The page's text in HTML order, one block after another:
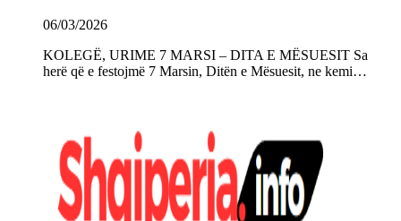
06/03/2026
KOLEGË, URIME 7 MARSI – DITA E MËSUESIT Sa
herë që e festojmë 7 Marsin, Ditën e Mësuesit, ne kemi…